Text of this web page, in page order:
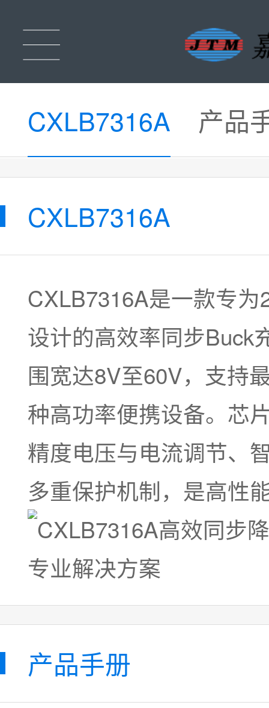
CXLB7316A 产品
CXLB7316A
CXLB7316A是一款专
设计的高效率同步Buck
围宽达8V至60V，支持
种高功率便携设备。芯
精度电压与电流调节、
多重保护机制，是高性
产品手册